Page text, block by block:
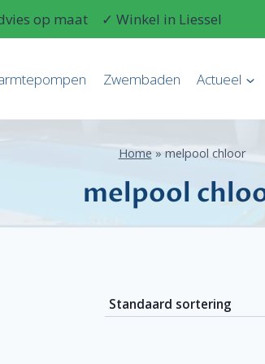
op maat ✓ Winkel in Liessel
Zwembaden Actueel
Home » melpool chloor
melpool